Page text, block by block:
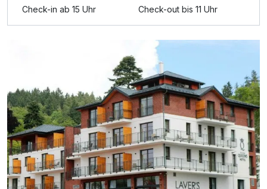
Doppelzimmer Superior
Check-in ab 15 Uhr Check-out bis 11 Uhr